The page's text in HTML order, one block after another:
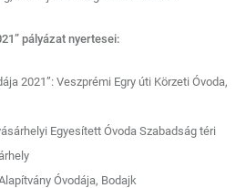
pályázat nyertesei:
2021”: Veszprémi Egry úti Körzeti Óvoda,
Egyesített Óvoda Szabadság téri
Óvodája, Bodajk